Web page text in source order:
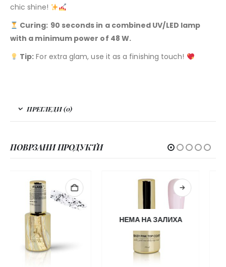
chic shine!
Curing: 90 seconds in a combined UV/LED lamp
with a minimum power of 48 W.
Tip: For extra glam, use it as a finishing touch!
ПРЕГЛЕДИ (0)
ПОВРЗАНИ ПРОДУКТИ
НЕМА НА ЗАЛИХА